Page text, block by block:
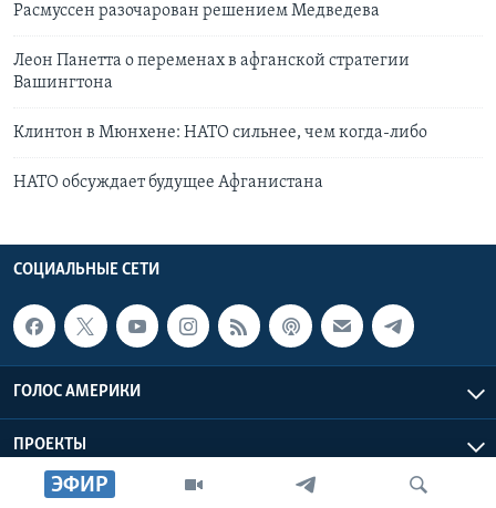
ЭФИР
Расмуссен разочарован решением Медведева
Леон Панетта о переменах в афганской стратегии
Вашингтона
Клинтон в Мюнхене: НАТО сильнее, чем когда-либо
НАТО обсуждает будущее Афганистана
СОЦИАЛЬНЫЕ СЕТИ
ГОЛОС АМЕРИКИ
ПРОЕКТЫ